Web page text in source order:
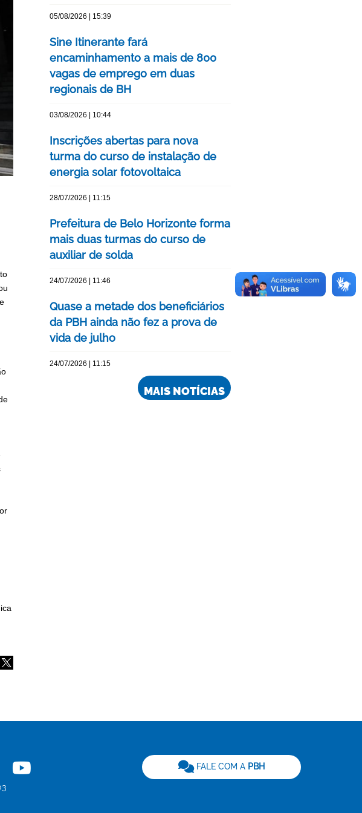
05/08/2026 | 15:39
Sine Itinerante fará
encaminhamento a mais de 800
vagas de emprego em duas
regionais de BH
03/08/2026 | 10:44
Inscrições abertas para nova
turma do curso de instalação de
energia solar fotovoltaica
28/07/2026 | 11:15
Prefeitura de Belo Horizonte forma
mais duas turmas do curso de
auxiliar de solda
24/07/2026 | 11:46
Quase a metade dos beneficiários
da PBH ainda não fez a prova de
vida de julho
24/07/2026 | 11:15
MAIS NOTÍCIAS
Flickr FALE COM A PBH